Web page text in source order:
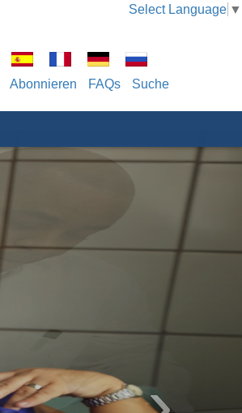
Select Language ▼
Abonnieren FAQs Suche